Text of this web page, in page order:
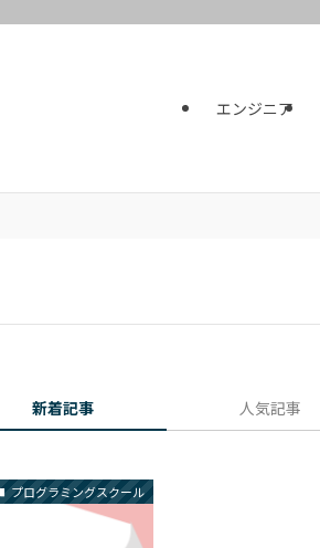
エンジニア
新着記事 人気記事
プログラミングスクール